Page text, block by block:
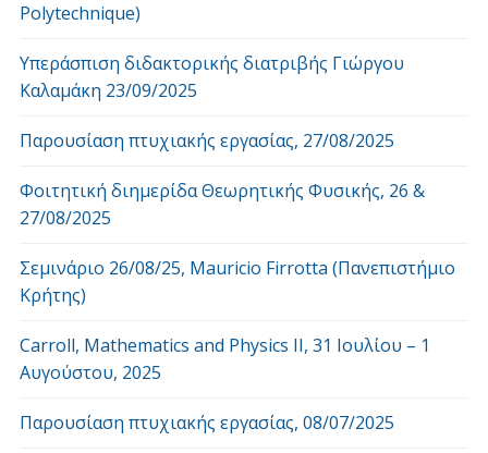
Polytechnique)
Υπεράσπιση διδακτορικής διατριβής Γιώργου
Καλαμάκη 23/09/2025
Παρουσίαση πτυχιακής εργασίας, 27/08/2025
Φοιτητική διημερίδα Θεωρητικής Φυσικής, 26 &
27/08/2025
Σεμινάριο 26/08/25, Mauricio Firrotta (Πανεπιστήμιο
Κρήτης)
Carroll, Mathematics and Physics ΙΙ, 31 Ιουλίου – 1
Αυγούστου, 2025
Παρουσίαση πτυχιακής εργασίας, 08/07/2025